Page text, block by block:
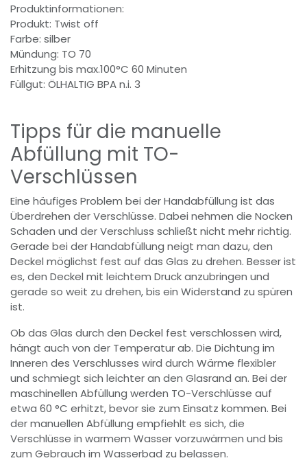
Produktinformationen:
Produkt: Twist off
Farbe: silber
Mündung: TO 70
Erhitzung bis max.100°C 60 Minuten
Füllgut: ÖLHALTIG BPA n.i. 3
Tipps für die manuelle
Abfüllung mit TO-
Verschlüssen
Eine häufiges Problem bei der Handabfüllung ist das
Überdrehen der Verschlüsse. Dabei nehmen die Nocken
Schaden und der Verschluss schließt nicht mehr richtig.
Gerade bei der Handabfüllung neigt man dazu, den
Deckel möglichst fest auf das Glas zu drehen. Besser ist
es, den Deckel mit leichtem Druck anzubringen und
gerade so weit zu drehen, bis ein Widerstand zu spüren
ist.
Ob das Glas durch den Deckel fest verschlossen wird,
hängt auch von der Temperatur ab. Die Dichtung im
Inneren des Verschlusses wird durch Wärme flexibler
und schmiegt sich leichter an den Glasrand an. Bei der
maschinellen Abfüllung werden TO-Verschlüsse auf
etwa 60 °C erhitzt, bevor sie zum Einsatz kommen. Bei
der manuellen Abfüllung empfiehlt es sich, die
Verschlüsse in warmem Wasser vorzuwärmen und bis
zum Gebrauch im Wasserbad zu belassen.